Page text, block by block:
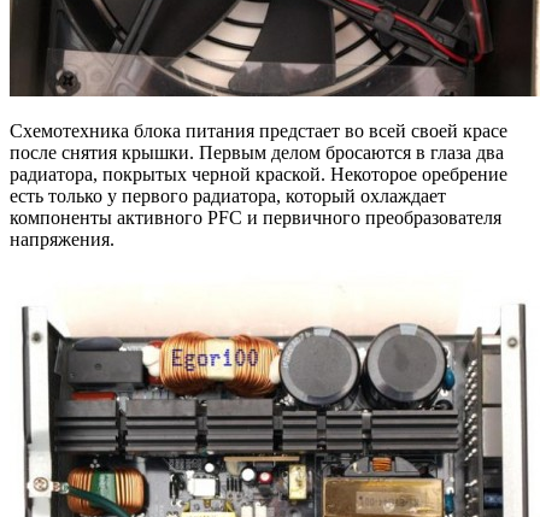
Схемотехника блока питания предстает во всей своей красе
после снятия крышки. Первым делом бросаются в глаза два
радиатора, покрытых черной краской. Некоторое оребрение
есть только у первого радиатора, который охлаждает
компоненты активного PFC и первичного преобразователя
напряжения.